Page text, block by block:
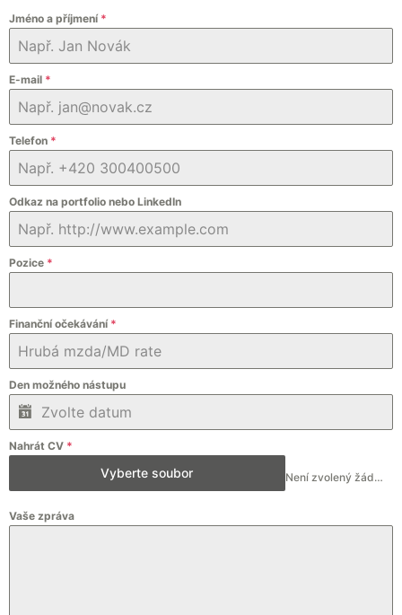
Jméno a příjmení *
E-mail *
Telefon *
Odkaz na portfolio nebo LinkedIn
Pozice *
Finanční očekávání *
Den možného nástupu
Nahrát CV *
Vyberte soubor Není zvolený žádný soubor
Vaše zpráva